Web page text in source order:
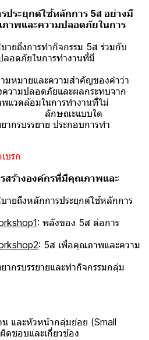
รประยุกต์ใช้หลักการ 5ส อย่างมี
าพและความปลอดภัยในการ
กิจกรรม 5ส ร่วมกับ
อดภัยในการทำงานที่มี
วามสำคัญของคำว่า
วามปลอดภัยและผลกระทบจาก
แวดล้อมในการทำงานที่ไม่
ษณะแบบใด
ประกอบการทำ
บรก
สร้างองค์กรที่มีคุณภาพและ
รประยุกต์ใช้หลักการ
: พลังของ 5ส ต่อการ
: 5ส เพื่อคุณภาพและความ
และทำกิจกรรมกลุ่ม
และหัวหน้ากลุ่มย่อย (Small
ชอบและเกี่ยวข้อง